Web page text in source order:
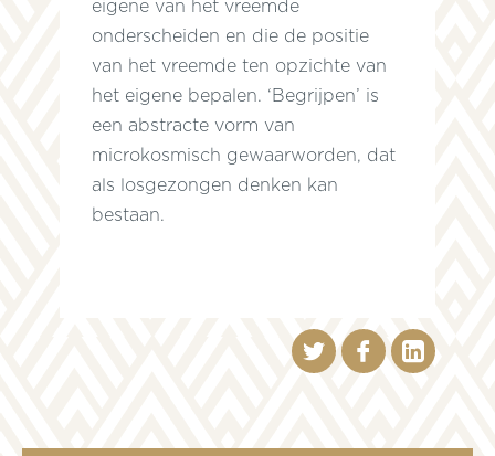
eigene van het vreemde
onderscheiden en die de positie
van het vreemde ten opzichte van
het eigene bepalen. ‘Begrijpen’ is
een abstracte vorm van
microkosmisch gewaarworden, dat
als losgezongen denken kan
bestaan.